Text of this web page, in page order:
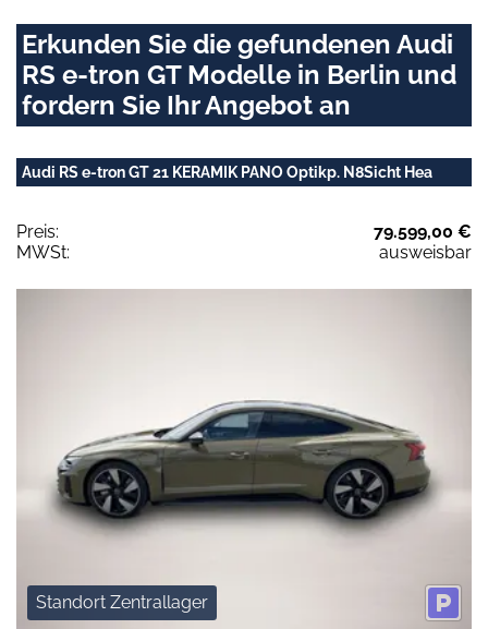
Erkunden Sie die gefundenen Audi
RS e-tron GT Modelle in Berlin und
fordern Sie Ihr Angebot an
Audi RS e-tron GT 21 KERAMIK PANO Optikp. N8Sicht Hea
Preis:
79.599,00 €
MWSt:
ausweisbar
Standort Zentrallager